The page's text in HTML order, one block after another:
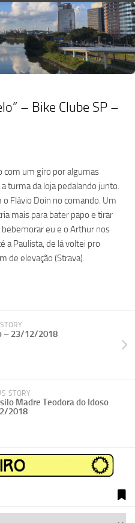
– Bike Clube SP –
com um giro por algumas
turma da loja pedalando junto.
o Flávio Doin no comando. Um
mais para bater papo e tirar
eu e o Arthur nos
a Paulista, de lá voltei pro
de elevação (Strava).
– 23/12/2018
STORY
Madre Teodora do Idoso
2018